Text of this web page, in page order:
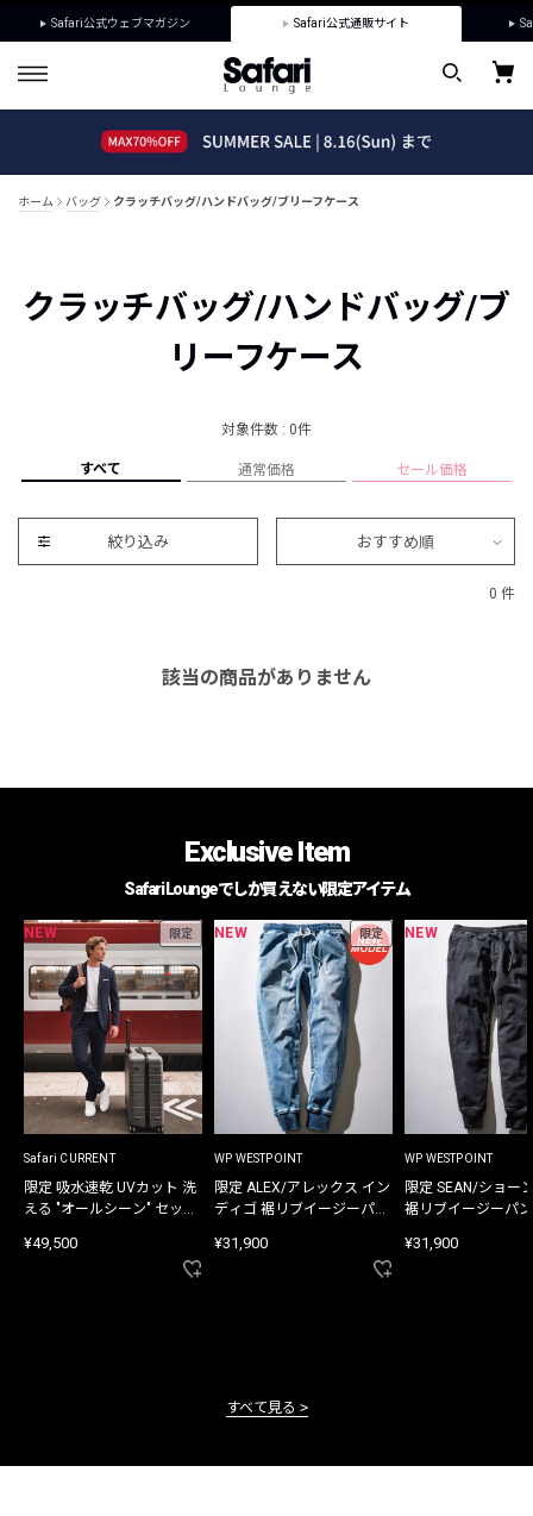
Safari公式ウェブマガジン Safari公式通販サイト
ホーム バッグ クラッチバッグ/ハンドバッグ/ブリーフケース
クラッチバッグ/ハンドバッグ/ブ
リーフケース
対象件数 : 0件
すべて 通常価格 セール価格
絞り込み おすすめ順
0 件
該当の商品がありません
Exclusive Item
Safari Loungeでしか買えない限定アイテム
NEW 限定
Safari CURRENT
限定 吸水速乾 UVカット 洗
える "オールシーン" セット
¥49,500
NEW 限定
WP WESTPOINT
限定 ALEX/アレックス イン
ディゴ 裾リブイージーパン
¥31,900
NEW
WP WESTPOINT
限定 SEAN/ショー
裾リブイージーパ
¥31,900
すべて見る